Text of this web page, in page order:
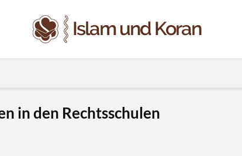
in den Rechtsschulen